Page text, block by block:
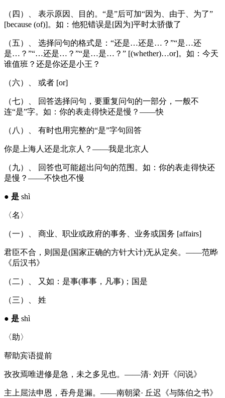
（四）、 表示原因、目的。“是”后可加“因为、由于、为了”
[because (of)]。如：他犯错误是[因为]平时太骄傲了
（五）、 选择问句的格式是：“还是…还是…？”“是…还
是…？”“…还是…？”“是…是…？” [(whether)…or]。如：今天
谁值班？还是你还是小王？
（六）、 或者 [or]
（七）、 回答选择问句，要重复问句的一部分，一般不
连“是”字。如：你的表走得快还是慢？——快
（八）、 有时也用完整的“是”字句回答
你是上海人还是北京人？——我是北京人
（九）、 回答也可能超出问句的范围。如：你的表走得快还
是慢？——不快也不慢
● 是 shì
〈名〉
（一）、 商业、职业或政府的事务、业务或国务 [affairs]
君臣不合，则国是(国家正确的方针大计)无从定矣。——范晔
《后汉书》
（二）、 又如：是事(事事，凡事)；国是
（三）、 姓
● 是 shì
〈助〉
帮助宾语提前
孜孜焉唯进修是急，未之多见也。——清· 刘开《问说》
主上屈法申恩，吞舟是漏。——南朝梁· 丘迟《与陈伯之书》